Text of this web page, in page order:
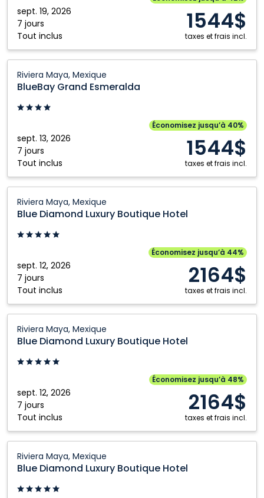
sept. 19, 2026
7 jours
Tout inclus
1544$
taxes et frais incl.
Mexique
Riviera Maya, Mexique
BlueBay Grand Esmeralda
sept. 13, 2026
7 jours
Tout inclus
Économisez jusqu’à 40%
1544$
taxes et frais incl.
Grand
Esmeralda:
Riviera
Mexique
Riviera Maya, Mexique
Blue Diamond Luxury Boutique Hotel
sept. 12, 2026
7 jours
Tout inclus
Économisez jusqu’à 44%
2164$
taxes et frais incl.
Diamond
Luxury
Boutique
Riviera
Maya,
Mexique
Riviera Maya, Mexique
Blue Diamond Luxury Boutique Hotel
sept. 12, 2026
7 jours
Tout inclus
Économisez jusqu’à 48%
2164$
taxes et frais incl.
Diamond
Luxury
Boutique
Riviera
Maya,
Mexique
Riviera Maya, Mexique
Blue Diamond Luxury Boutique Hotel
Diamond
Luxury
Boutique